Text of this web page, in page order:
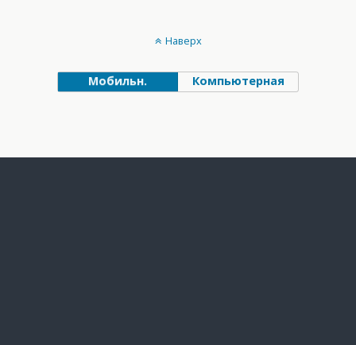
Наверх
Мобильн. Компьютерная